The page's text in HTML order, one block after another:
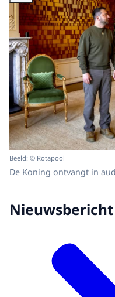
Beeld: © Rotapool
De Koning ontvangt in
Nieuwsbericht